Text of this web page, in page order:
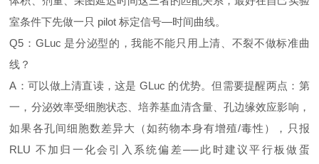
室条件下先做一只 pilot 标定信号—时间曲线。
Q5：GLuc 是分泌型的，我能不能只用上清、不裂不做标准曲
线？
A：可以做上清直读，这是 GLuc 的优势。但需要提醒两点：第
一，分泌效率受细胞状态、培养基血清含量、孔边缘效应影响，
如果各孔间细胞数差异大（如药物本身有增殖/毒性），只报
RLU 不加归一化会引入系统偏差──此时建议平行板做蛋